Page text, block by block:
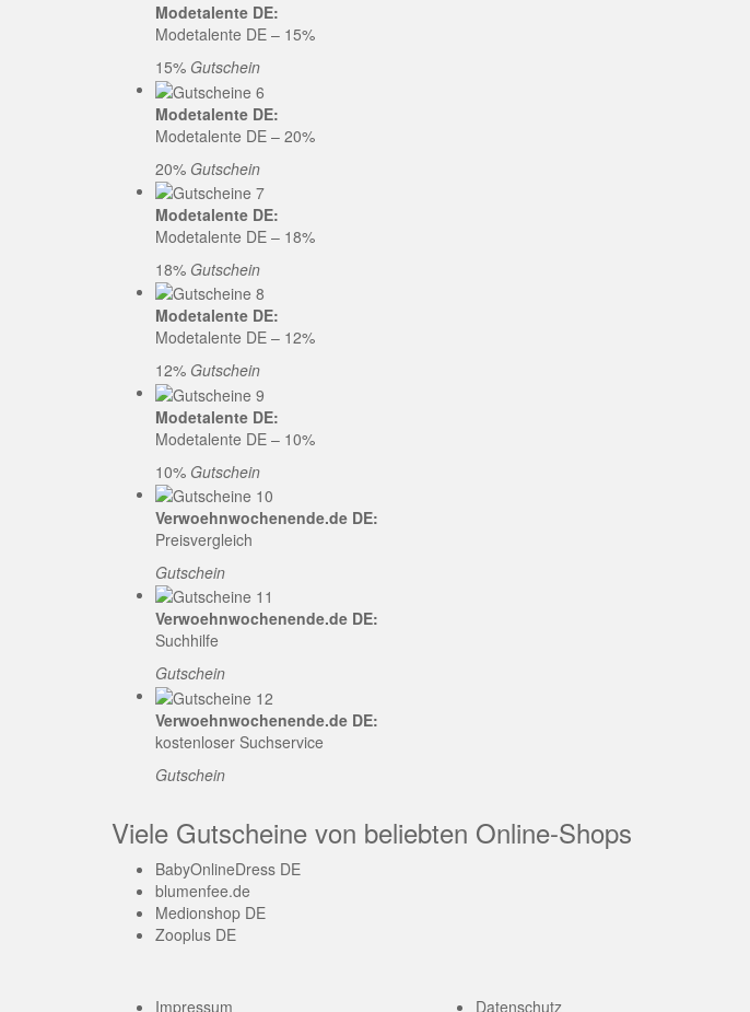
Modetalente DE:
Modetalente DE – 15%
15% Gutschein
Modetalente DE:
Modetalente DE – 20%
20% Gutschein
Modetalente DE:
Modetalente DE – 18%
18% Gutschein
Modetalente DE:
Modetalente DE – 12%
12% Gutschein
Modetalente DE:
Modetalente DE – 10%
10% Gutschein
Verwoehnwochenende.de DE:
Preisvergleich
Gutschein
Verwoehnwochenende.de DE:
Suchhilfe
Gutschein
Verwoehnwochenende.de DE:
kostenloser Suchservice
Gutschein
Viele Gutscheine von beliebten Online-Shops
BabyOnlineDress DE
blumenfee.de
Medionshop DE
Zooplus DE
Impressum
Datenschutz